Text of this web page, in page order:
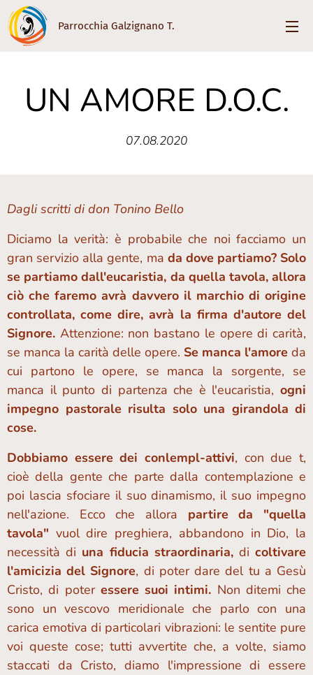
Parrocchia Galzignano T.
UN AMORE D.O.C.
07.08.2020
Dagli scritti di don Tonino Bello
Diciamo la verità: è probabile che noi facciamo un
gran servizio alla gente, ma da dove partiamo?Solo
se partiamo dall'eucaristia, da quella tavola, allora
ciò che faremo avrà davvero il marchio di origine
controllata, come dire, avrà la firma d'autore del
Signore. Attenzione: non bastano le opere di carità,
se manca la carità delle opere. Se manca l'amore da
cui partono le opere, se manca la sorgente, se
manca il punto di partenza che è l'eucaristia, ogni
impegno pastorale risulta solo una girandola di
cose.
Dobbiamo essere dei conlempl-attivi, con due t,
cioè della gente che parte dalla contemplazione e
poi lascia sfociare il suo dinamismo, il suo impegno
nell'azione. Ecco che allora partire da "quella
tavola" vuol dire preghiera, abbandono in Dio, la
necessità di una fiducia straordinaria,dicoltivare
l'amicizia del Signore, di poter dare del tu a Gesù
Cristo, di poter essere suoi intimi. Non ditemi che
sono un vescovo meridionale che parlo con una
carica emotiva di particolari vibrazioni: le sentite pure
voi queste cose; tutti avvertite che, a volte, siamo
staccati da Cristo, diamo l'impressione di essere